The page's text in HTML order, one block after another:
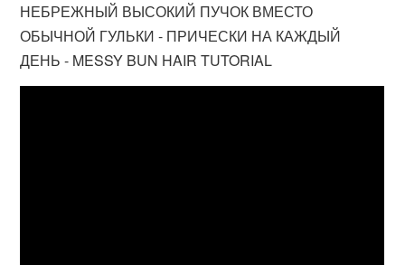
НЕБРЕЖНЫЙ ВЫСОКИЙ ПУЧОК ВМЕСТО
ОБЫЧНОЙ ГУЛЬКИ - ПРИЧЕСКИ НА КАЖДЫЙ
ДЕНЬ - MESSY BUN HAIR TUTORIAL